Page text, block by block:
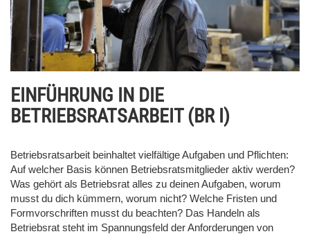
EINFÜHRUNG IN DIE
BETRIEBSRATSARBEIT (BR I)
Betriebsratsarbeit beinhaltet vielfältige Aufgaben und Pflichten:
Auf welcher Basis können Betriebsratsmitglieder aktiv werden?
Was gehört als Betriebsrat alles zu deinen Aufgaben, worum
musst du dich kümmern, worum nicht? Welche Fristen und
Formvorschriften musst du beachten? Das Handeln als
Betriebsrat steht im Spannungsfeld der Anforderungen von